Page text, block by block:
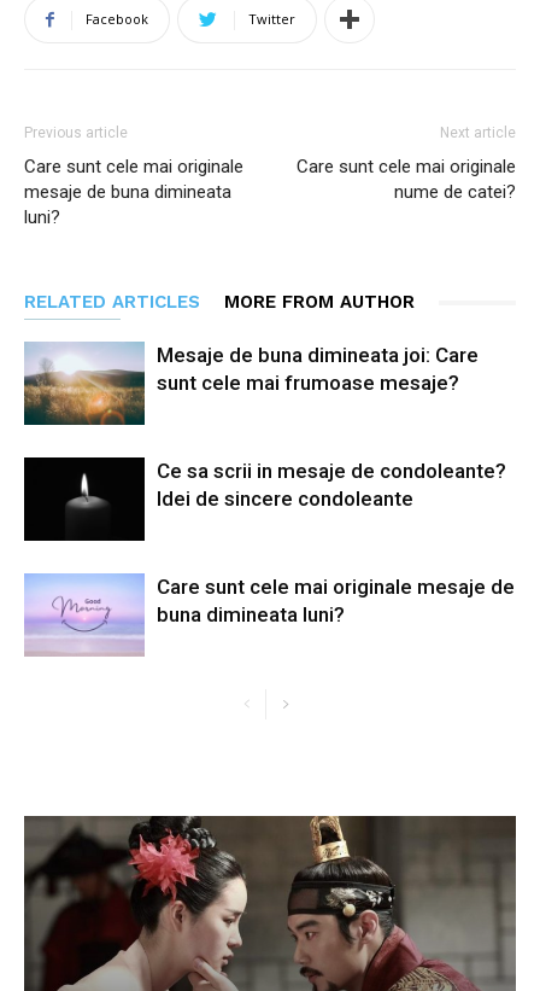
Facebook Twitter
Previous article
Care sunt cele mai originale
mesaje de buna dimineata
luni?
Next article
Care sunt cele mai originale
nume de catei?
RELATED ARTICLES MORE FROM AUTHOR
Mesaje de buna dimineata joi: Care
sunt cele mai frumoase mesaje?
Ce sa scrii in mesaje de condoleante?
Idei de sincere condoleante
Care sunt cele mai originale mesaje de
buna dimineata luni?